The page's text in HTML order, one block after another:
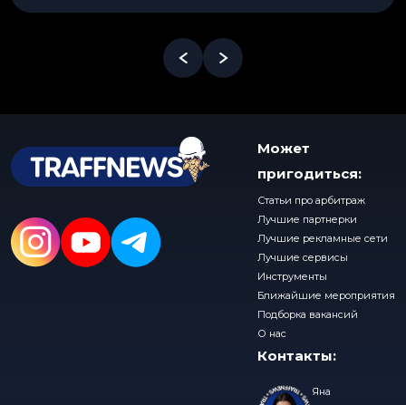
Может
пригодиться:
Статьи про арбитраж
Лучшие партнерки
Лучшие рекламные сети
Лучшие сервисы
Инструменты
Ближайшие мероприятия
Подборка вакансий
О нас
Контакты:
Яна